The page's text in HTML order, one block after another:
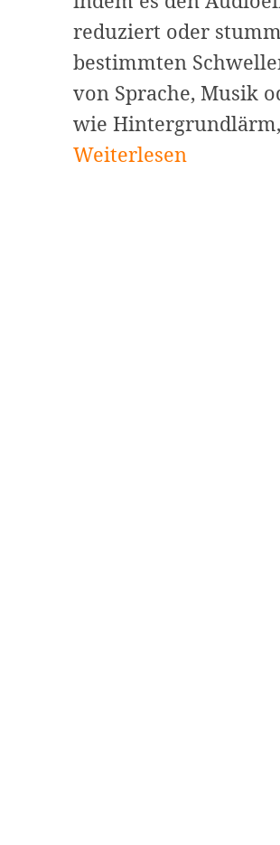
reduziert oder
bestimmten
von Sprache, Musik
wie
Weiterlesen